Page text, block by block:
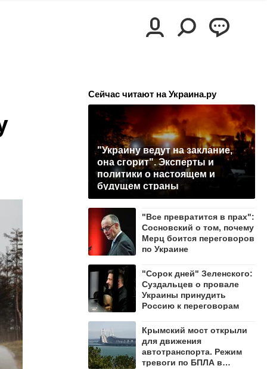
Сейчас читают на Украина.ру
"Украину ведут на заклание,
она сгорит". Эксперты и
политики о настоящем и
будущем страны
"Все превратится в прах":
Сосновский о том, почему
Мерц боится переговоров
по Украине
"Сорок дней" Зеленского:
Суздальцев о провале
Украины принудить
Россию к переговорам
Крымский мост открыли
для движения
автотранспорта. Режим
тревоги по БПЛА в